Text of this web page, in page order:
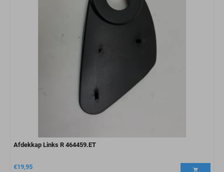
Afdekkap Links R 464459.ET
€19,95